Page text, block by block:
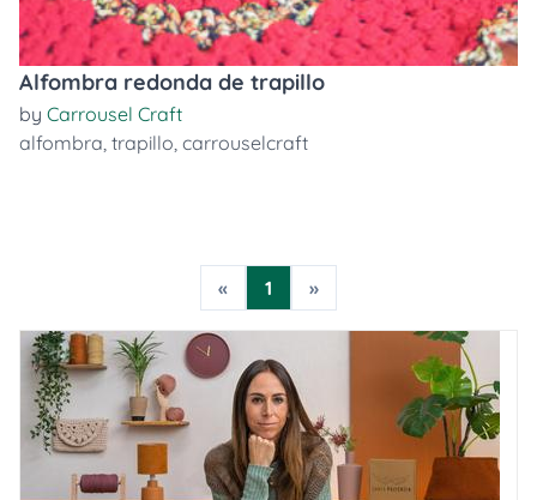
Alfombra redonda de trapillo
by Carrousel Craft
alfombra, trapillo, carrouselcraft
« 1 »